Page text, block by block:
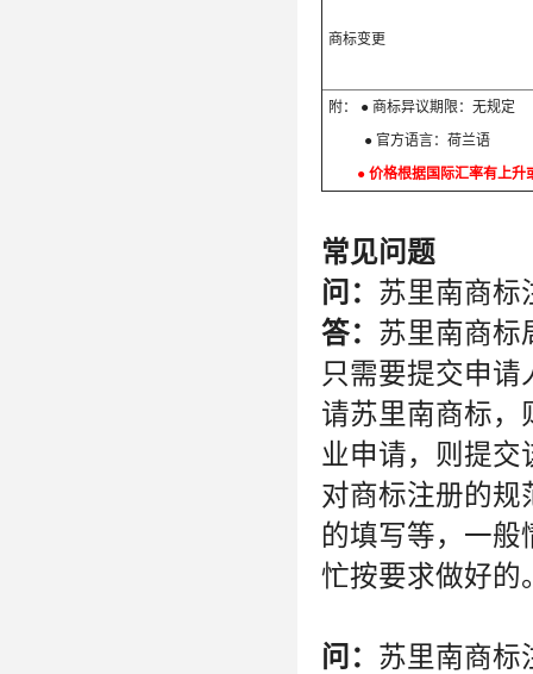
商标变更
附： ● 商标异议期限：无
● 官方语言：荷兰语
● 价格根据国际汇率有上升
常见问题
问： 苏里南商标
答： 苏里南商标
只需要提交申
请苏里南商标，
业申请，则提交
对商标注册的规
的填写等，一般
忙按要求做好的
问： 苏里南商标